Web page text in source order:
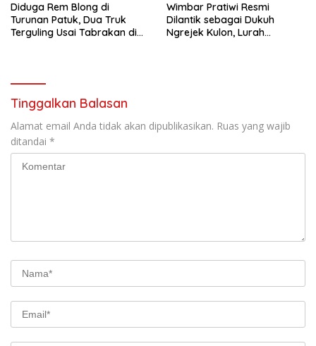
Diduga Rem Blong di
Turunan Patuk, Dua Truk
Terguling Usai Tabrakan di
Wimbar Pratiwi Resmi
Dilantik sebagai Dukuh
Ngrejek Kulon, Lurah
Tinggalkan Balasan
Alamat email Anda tidak akan dipublikasikan. Ruas yang wajib
ditandai *